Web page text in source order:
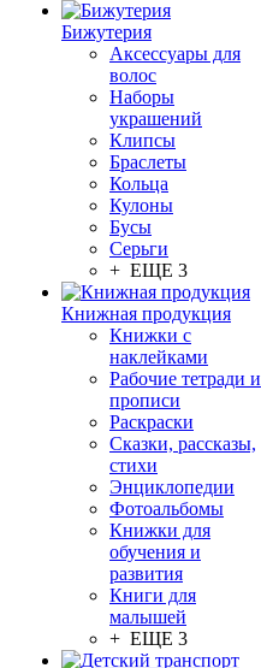
Бижутерия
Аксессуары для
волос
Наборы
украшений
Клипсы
Браслеты
Кольца
Кулоны
Бусы
Серьги
+ ЕЩЕ 3
Книжная продукция
Книжки с
наклейками
Рабочие тетради и
прописи
Раскраски
Сказки, рассказы,
стихи
Энциклопедии
Фотоальбомы
Книжки для
обучения и
развития
Книги для
малышей
+ ЕЩЕ 3